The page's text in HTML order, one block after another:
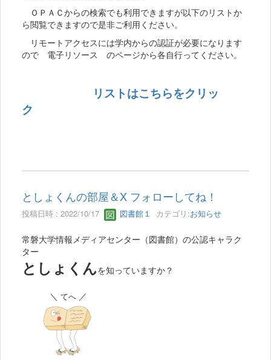
ＯＰＡＣからの検索でも利用できますが以下のリストか
ら閲覧できますので是非ご利用ください。
リモートアクセスには学内からの認証が必要になります
ので 電子リソース のページから各自行ってください。
リストはこちらをクリッ
ク
としょくんの部屋＆X フォローしてね！
投稿日時 : 2022/10/17 図書館１ カテゴリ:お知らせ
常磐大学情報メディアセンター（図書館）の公認キャラク
ター
としょくんを知っていますか？
＼ てへ ／